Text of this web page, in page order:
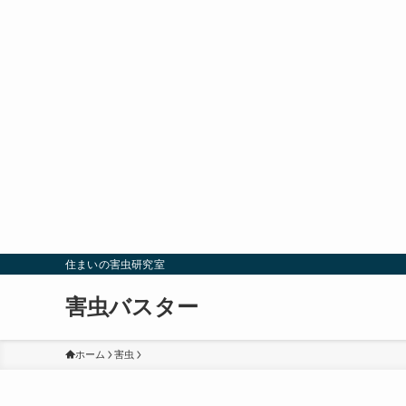
住まいの害虫研究室
害虫バスター
ホーム 害虫